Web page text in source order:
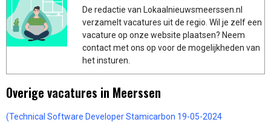
De redactie van Lokaalnieuwsmeerssen.nl
verzamelt vacatures uit de regio. Wil je zelf een
vacature op onze website plaatsen? Neem
contact met ons op voor de mogelijkheden van
het insturen.
Overige vacatures in Meerssen
(Technical Software Developer Stamicarbon 19-05-2024